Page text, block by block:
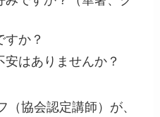
すか？
はありませんか？
協会認定講師）が、